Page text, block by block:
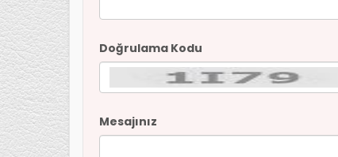
Doğrulama Kodu
Mesajınız